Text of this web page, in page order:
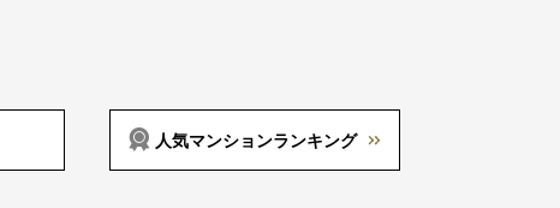
人気マンションランキング